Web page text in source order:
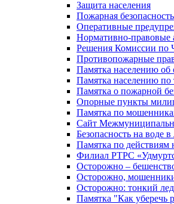
Защита населения
Пожарная безопасность
Оперативные
Нормативно-
Решения Комиссии по
Противопожарные
Памятка населению об
Памятка населению
Памятка о пожарной
Опорные пункты
Памятка по
Сайт
Безопасность на воде
Памятка по действиям
Филиал РТРС
Осторожно –
Осторожно,
Осторожно: тонкий
Памятка "Как уберечь